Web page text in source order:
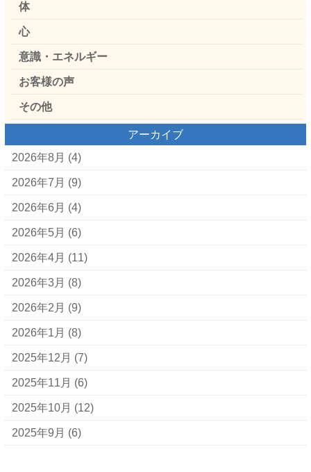
体
心
意識・エネルギー
お客様の声
その他
アーカイブ
2026年8月 (4)
2026年7月 (9)
2026年6月 (4)
2026年5月 (6)
2026年4月 (11)
2026年3月 (8)
2026年2月 (9)
2026年1月 (8)
2025年12月 (7)
2025年11月 (6)
2025年10月 (12)
2025年9月 (6)